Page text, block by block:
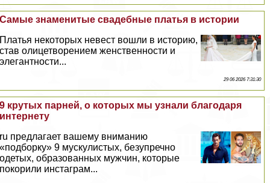
Самые знаменитые свадебные платья в истории
Платья некоторых невест вошли в историю,
став олицетворением женственности и
элегантности...
29 06 2026 7:31:30
9 крутых парней, о которых мы узнали благодаря
интернету
ru предлагает вашему вниманию
«подборку» 9 мускулистых, безупречно
одетых, образованных мужчин, которые
покорили инстаграм...